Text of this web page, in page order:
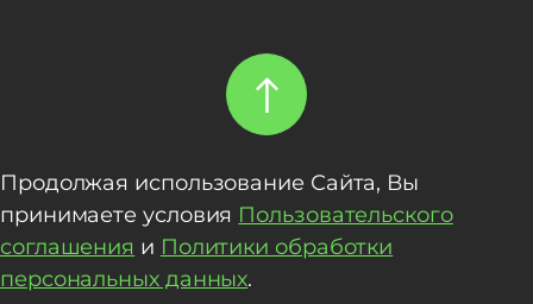
Продолжая использование Сайта, Вы
принимаете условия Пользовательского
соглашения и Политики обработки
персональных данных.